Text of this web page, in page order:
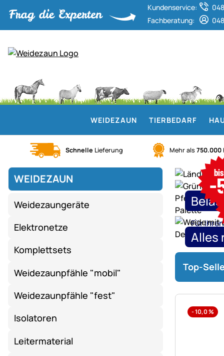
Kundenservice:
Fachberatung:
WEIDEZAUN TIERBEDARF
Schnelle Lieferung Mehr als 750.000
Weidezaun.info ist Experte für
WEIDEZAUN
Weidezaungeräte
Elektronetze
Komplettsets
Weidezaunpfähle "mobil"
Weidezaunpfähle "fest"
Isolatoren
Leitermaterial
Mega
Saison-
Weidezaun,
Heuraufen
und
bis
31.08.2026,
Uhr
Für
-
Alles
Top-
-10,0%